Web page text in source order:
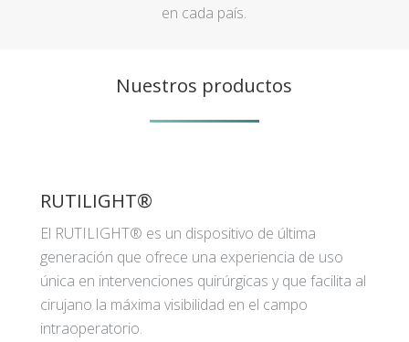
en cada país.
Nuestros productos
RUTILIGHT®
El RUTILIGHT® es un dispositivo de última
generación que ofrece una experiencia de uso
única en intervenciones quirúrgicas y que facilita al
cirujano la máxima visibilidad en el campo
intraoperatorio.